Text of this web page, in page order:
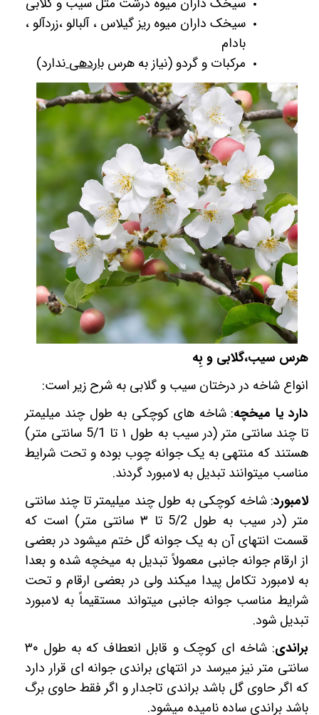
سیخک داران میوه ریز گیلاس ، آلبالو ،زردآلو ،
بادام
مرکبات و گردو (نیاز به هرس باردهی ندارد)
هرس سیب،گلابی و بِه
انواع شاخه در درختان سیب و گلابی به شرح زیر است:
دارد یا میخچه: شاخه های کوچکی به طول چند میلیمتر
تا چند سانتی متر (در سیب به طول ۱ تا 5/1 سانتی متر)
هستند که منتهی به یک جوانه چوب بوده و تحت شرایط
مناسب میتوانند تبدیل به لامبورد گردند.
لامبورد: شاخه کوچکی به طول چند میلیمتر تا چند سانتی
متر (در سیب به طول 5/2 تا ۳ سانتی متر) است که
قسمت انتهای آن به یک جوانه گل ختم میشود در بعضی
از ارقام جوانه جانبی معمولاً تبدیل به میخچه شده و بعدا
به لامبورد تکامل پیدا میکند ولی در بعضی ارقام و تحت
شرایط مناسب جوانه جانبی میتواند مستقیماً به لامبورد
تبدیل شود.
براندی: شاخه ای کوچک و قابل انعطاف که به طول ۳۰
سانتی متر نیز میرسد در انتهای براندی جوانه ای قرار دارد
که اگر حاوی گل باشد براندی تاجدار و اگر فقط حاوی برگ
باشد براندی ساده نامیده میشود.